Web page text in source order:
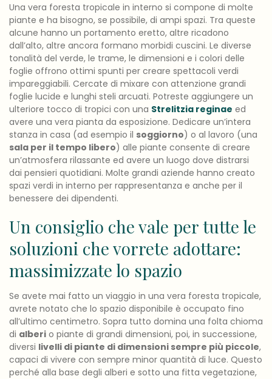
Una vera foresta tropicale in interno si compone di molte
piante e ha bisogno, se possibile, di ampi spazi. Tra queste
alcune hanno un portamento eretto, altre ricadono
dall’alto, altre ancora formano morbidi cuscini. Le diverse
tonalità del verde, le trame, le dimensioni e i colori delle
foglie offrono ottimi spunti per creare spettacoli verdi
impareggiabili. Cercate di mixare con attenzione grandi
foglie lucide e lunghi steli arcuati. Potreste aggiungere un
ulteriore tocco di tropici con una Strelitzia reginae ed
avere una vera pianta da esposizione. Dedicare un’intera
stanza in casa (ad esempio il soggiorno) o al lavoro (una
sala per il tempo libero) alle piante consente di creare
un’atmosfera rilassante ed avere un luogo dove distrarsi
dai pensieri quotidiani. Molte grandi aziende hanno creato
spazi verdi in interno per rappresentanza e anche per il
benessere dei dipendenti.
Un consiglio che vale per tutte le
soluzioni che vorrete adottare:
massimizzate lo spazio
Se avete mai fatto un viaggio in una vera foresta tropicale,
avrete notato che lo spazio disponibile è occupato fino
all’ultimo centimetro. Sopra tutto domina una folta chioma
di alberi o piante di grandi dimensioni, poi, in successione,
diversi livelli di piante di dimensioni sempre più piccole,
capaci di vivere con sempre minor quantità di luce. Questo
perché alla base degli alberi e sotto una fitta vegetazione,